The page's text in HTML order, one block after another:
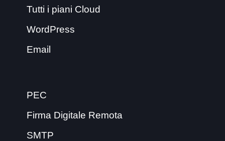
Tutti i piani Cloud
WordPress
Email
PEC
Firma Digitale Remota
SMTP